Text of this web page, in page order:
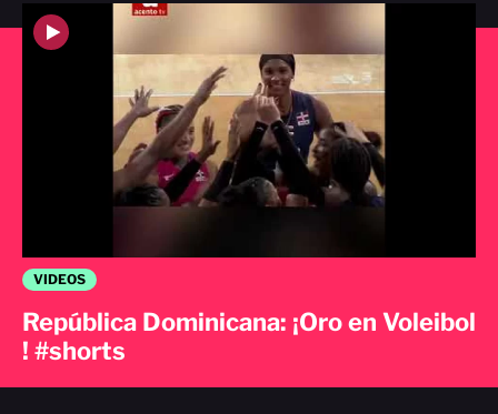
VIDEOS
República Dominicana: ¡Oro en Voleibol
! #shorts